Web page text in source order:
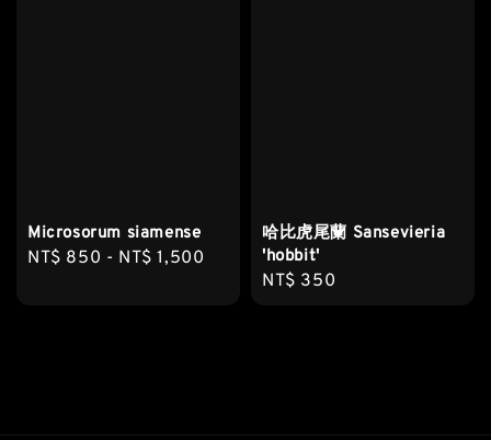
Microsorum siamense
Regular
NT$ 850 - NT$ 1,500
哈比虎尾蘭 Sansevieria
'hobbit'
Regular
NT$ 350